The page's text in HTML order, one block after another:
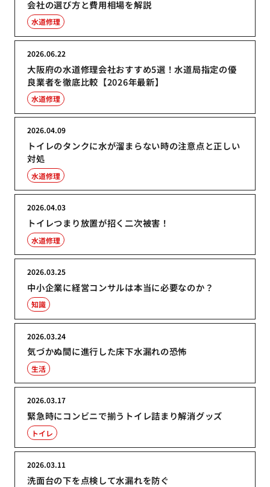
会社の選び方と費用相場を解説
水道修理
大阪府の水道修理会社おすすめ5選！水道局指定の優
良業者を徹底比較【2026年最新】
2026.06.22
水道修理
トイレのタンクに水が溜まらない時の注意点と正しい
対処
2026.04.09
水道修理
トイレつまり放置が招く二次被害！
2026.04.03
水道修理
中小企業に経営コンサルは本当に必要なのか？
2026.03.25
知識
気づかぬ間に進行した床下水漏れの恐怖
2026.03.24
生活
緊急時にコンビニで揃うトイレ詰まり解消グッズ
2026.03.17
トイレ
洗面台の下を点検して水漏れを防ぐ
2026.03.11